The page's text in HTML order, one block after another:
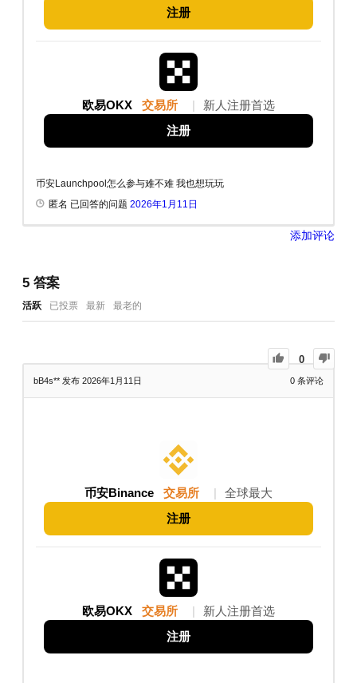
注册
欧易OKX 交易所 新人注册首选
注册
币安Launchpool怎么参与难不难 我也想玩玩
匿名 已回答的问题 2026年1月11日
添加评论
5答案
活跃 已投票 最新 最老的
0
bB4s** 发布 2026年1月11日 0 条评论
币安Binance 交易所 全球最大
注册
欧易OKX 交易所 新人注册首选
注册